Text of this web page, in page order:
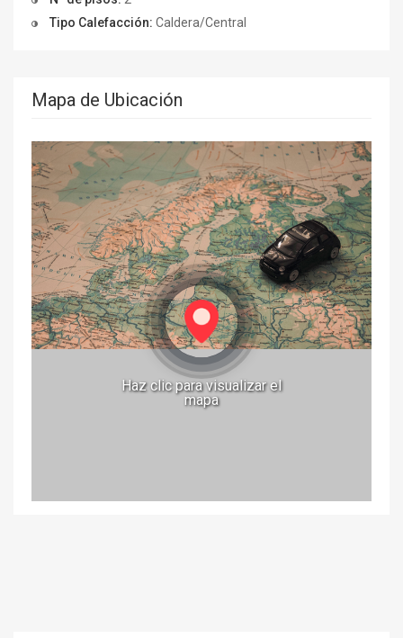
Tipo Calefacción: Caldera/Central
Mapa de Ubicación
Haz clic para visualizar el
mapa